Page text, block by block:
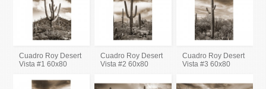
Cuadro Roy Desert
Vista #1 60x80
Cuadro Roy Desert
Vista #2 60x80
Cuadro Roy Desert
Vista #3 60x80